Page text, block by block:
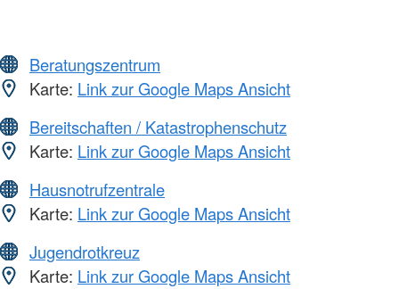
Beratungszentrum
Karte: Link zur Google Maps Ansicht
Bereitschaften / Katastrophenschutz
Karte: Link zur Google Maps Ansicht
Hausnotrufzentrale
Karte: Link zur Google Maps Ansicht
Jugendrotkreuz
Karte: Link zur Google Maps Ansicht